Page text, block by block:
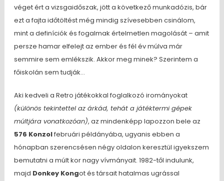
véget ért a vizsgaidőszak, jött a következő munkadózis, bár
ezt a fajta időtöltést még mindig szívesebben csinálom,
mint a definíciók és fogalmak értelmetlen magolását – amit
persze hamar elfelejt az ember és fél év múlva már
semmire sem emlékszik. Akkor meg minek? Szerintem a
főiskolán sem tudják…
Aki kedveli a Retro játékokkal foglalkozó irományokat
(különös tekintettel az árkád, tehát a játéktermi gépek
múltjára vonatkozóan), az mindenképp lapozzon bele az
576 Konzolfebruári példányába, ugyanis ebben a
hónapban szerencsésen négy oldalon keresztül igyekszem
bemutatni a múlt kor nagy vívmányait. 1982-től indulunk,
majd Donkey Kongot és társait hatalmas ugrással